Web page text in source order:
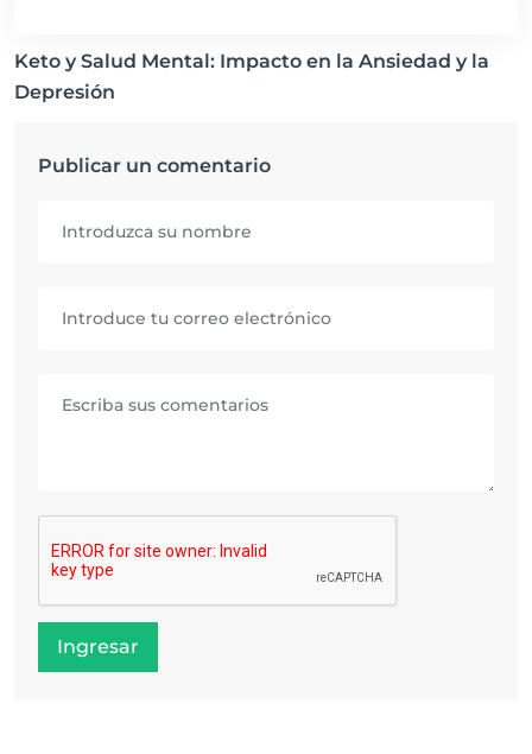
Keto y Salud Mental: Impacto en la Ansiedad y la
Depresión
Publicar un comentario
Ingresar